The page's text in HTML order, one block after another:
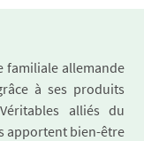
familiale allemande
à ses produits
alliés du
apportent bien-être